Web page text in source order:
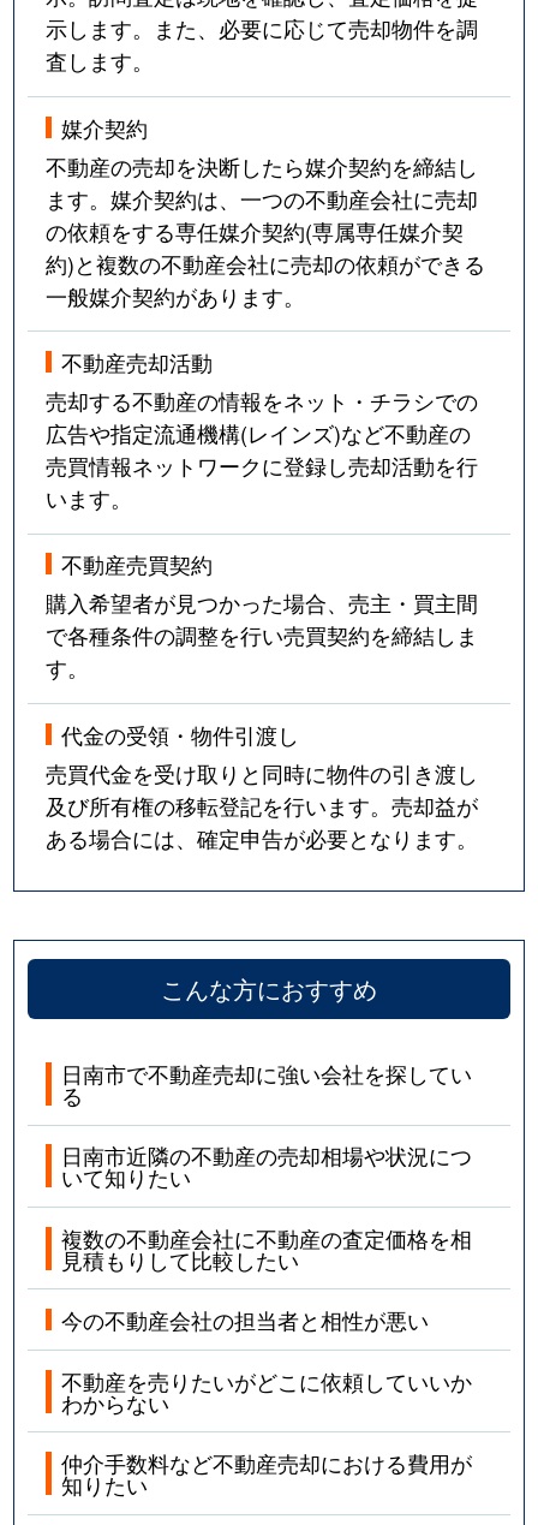
示します。また、必要に応じて売却物件を調
査します。
媒介契約
不動産の売却を決断したら媒介契約を締結し
ます。媒介契約は、一つの不動産会社に売却
の依頼をする専任媒介契約(専属専任媒介契
約)と複数の不動産会社に売却の依頼ができる
一般媒介契約があります。
不動産売却活動
売却する不動産の情報をネット・チラシでの
広告や指定流通機構(レインズ)など不動産の
売買情報ネットワークに登録し売却活動を行
います。
不動産売買契約
購入希望者が見つかった場合、売主・買主間
で各種条件の調整を行い売買契約を締結しま
す。
代金の受領・物件引渡し
売買代金を受け取りと同時に物件の引き渡し
及び所有権の移転登記を行います。売却益が
ある場合には、確定申告が必要となります。
こんな方におすすめ
日南市で不動産売却に強い会社を探してい
る
日南市近隣の不動産の売却相場や状況につ
いて知りたい
複数の不動産会社に不動産の査定価格を相
見積もりして比較したい
今の不動産会社の担当者と相性が悪い
不動産を売りたいがどこに依頼していいか
わからない
仲介手数料など不動産売却における費用が
知りたい